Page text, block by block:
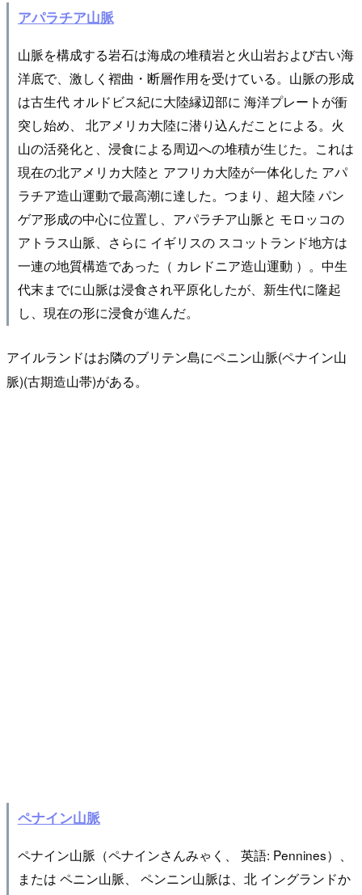
アパラチア山脈
山脈を構成する岩石は海成の堆積岩と火山岩および古い海
洋底で、激しく褶曲・断層作用を受けている。山脈の形成
は古生代 オルドビス紀に大陸縁辺部に 海洋プレートが衝
突し始め、 北アメリカ大陸に潜り込んだことによる。火
山の活発化と、浸食による周辺への堆積が生じた。これは
現在の北アメリカ大陸と アフリカ大陸が一体化した アパ
ラチア造山運動で最高潮に達した。つまり、超大陸 パン
ゲア形成の中心に位置し、アパラチア山脈と モロッコの
アトラス山脈、さらに イギリスの スコットランド地方は
一連の地質構造であった（ カレドニア造山運動 ）。中生
代末までに山脈は浸食され平原化したが、新生代に隆起
し、現在の形に浸食が進んだ。
アイルランドはお隣のブリテン島にペニン山脈(ペナイン山
脈)(古期造山帯)がある。
ペナイン山脈
ペナイン山脈（ペナインさんみゃく、 英語: Pennines）、
または ペニン山脈、 ペンニン山脈は、北 イングランドか